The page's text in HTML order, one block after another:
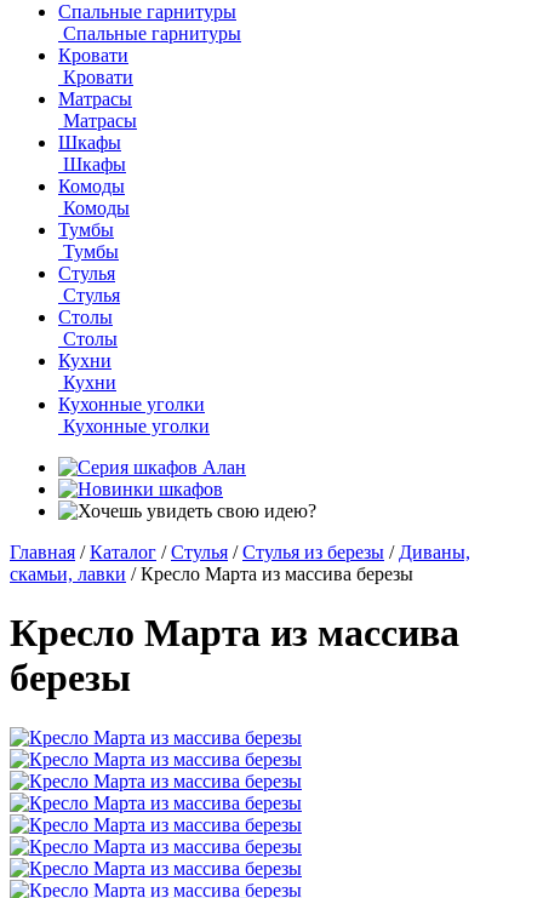
Спальные гарнитуры
Спальные гарнитуры
Кровати
Кровати
Матрасы
Матрасы
Шкафы
Шкафы
Комоды
Комоды
Тумбы
Тумбы
Стулья
Стулья
Столы
Столы
Кухни
Кухни
Кухонные уголки
Кухонные уголки
Главная / Каталог / Стулья / Стулья из березы / Диваны,
скамьи, лавки / Кресло Марта из массива березы
Кресло Марта из массива
березы